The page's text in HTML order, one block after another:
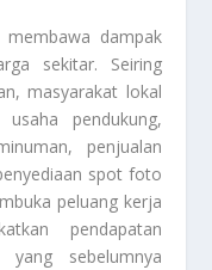
membawa dampak
sekitar. Seiring
masyarakat lokal
pendukung,
penjualan
spot foto
peluang kerja
pendapatan
sebelumnya